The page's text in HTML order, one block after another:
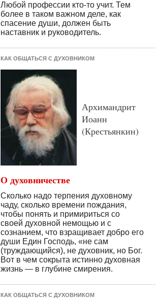
Любой профессии кто-то учит. Тем
более в таком важном деле, как
спасение души, должен быть
наставник и руководитель.
КАК ОБЩАТЬСЯ С ДУХОВНИКОМ
Архимандрит
Иоанн
(Крестьянкин)
О духовничестве
Сколько надо терпения духовному
чаду, сколько времени пождания,
чтобы понять и примириться со
своей духовной немощью и с
сознанием, что взращивает добро его
души Един Господь, «не сам
(труждающийся), не духовник, но Бог.
Вот в чем сокрыта истинно духовная
жизнь — в глубине смирения.
КАК ОБЩАТЬСЯ С ДУХОВНИКОМ